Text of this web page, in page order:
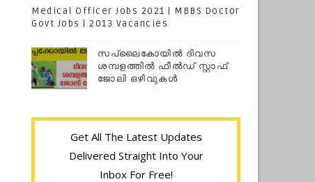
Medical Officer Jobs 2021 | MBBS Doctor
Govt Jobs | 2013 Vacancies
സപ്ലൈകോയില്‍ ദിവസ
ശമ്പളത്തിൽ ഫീല്‍ഡ് സ്റ്റാഫ്
ജോലി ഒഴിവുകൾ
Get All The Latest Updates
Delivered Straight Into Your
Inbox For Free!